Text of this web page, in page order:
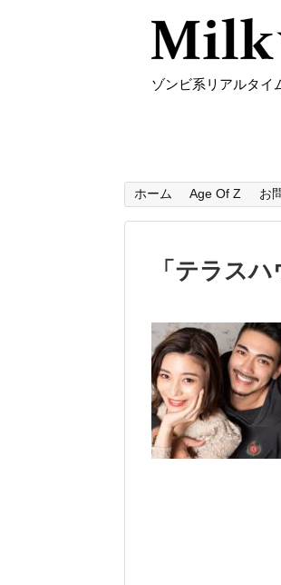
ゾンビ系リアルタイ
ホーム Age Of Z お
「 テラスハ